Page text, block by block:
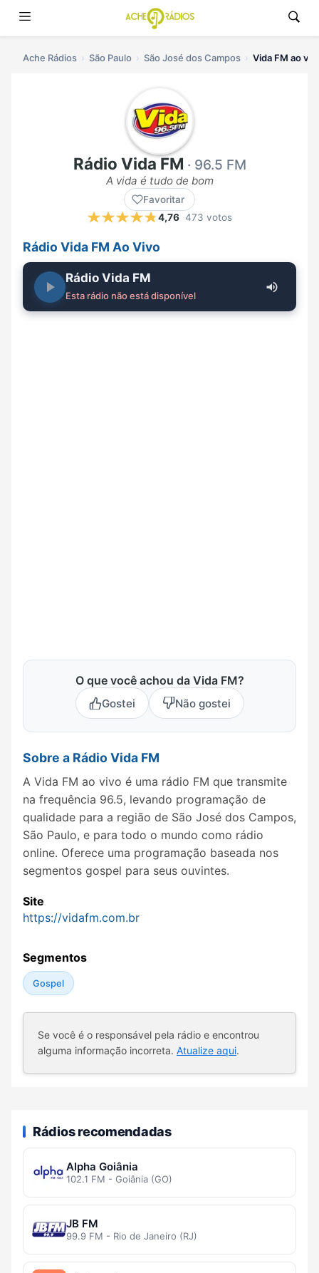
Ache Rádios São Paulo São José dos Campos Vida FM ao
Rádio Vida FM · 96.5 FM
A vida é tudo de bom
Favoritar
4,76 473 votos
Rádio Vida FM Ao Vivo
Rádio Vida FM
Esta rádio não está disponível
O que você achou da Vida FM?
Gostei Não gostei
Sobre a Rádio Vida FM
A Vida FM ao vivo é uma rádio FM que transmite
na frequência 96.5, levando programação de
qualidade para a região de São José dos Campos,
São Paulo, e para todo o mundo como rádio
online. Oferece uma programação baseada nos
segmentos gospel para seus ouvintes.
Site
https://vidafm.com.br
Segmentos
Gospel
Se você é o responsável pela rádio e encontrou
alguma informação incorreta. Atualize aqui.
Rádios recomendadas
Alpha Goiânia
102.1 FM - Goiânia (GO)
JB FM
99.9 FM - Rio de Janeiro (RJ)